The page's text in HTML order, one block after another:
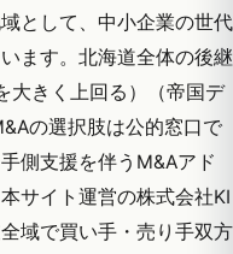
として、中小企業の世代
ます。北海道全体の後継
大きく上回る）（帝国デ
の選択肢は公的窓口で
側支援を伴うM&Aアド
サイト運営の株式会社KI
域で買い手・売り手双方